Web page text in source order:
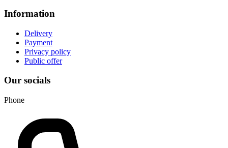
Information
Delivery
Payment
Privacy policy
Public offer
Our socials
Phone